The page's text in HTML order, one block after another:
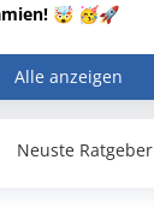
🤯 🥳🚀
Alle anzeigen
Neuste Ratgeber